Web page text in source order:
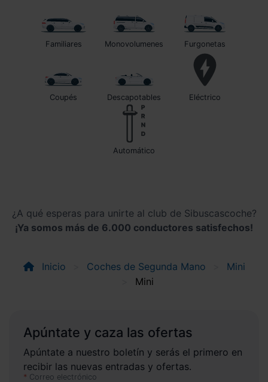
Familiares Monovolumenes Furgonetas
Coupés Descapotables Eléctrico
automático
¿A qué esperas para unirte al club de Sibuscascoche?
¡Ya somos más de 6.000 conductores satisfechos!
Inicio Coches de Segunda Mano
Mini
Mini
Apúntate y caza las ofertas
Apúntate a nuestro boletín y serás el primero en
recibir las nuevas entradas y ofertas.
Correo electrónico